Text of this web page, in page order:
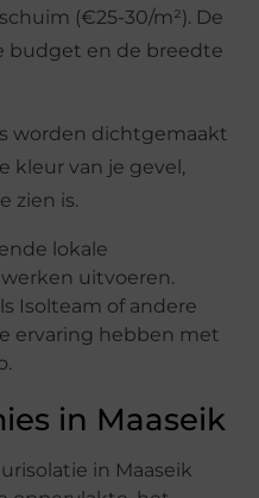
(€25-30/m²). De
budget en de breedte
worden dichtgemaakt
kleur van je gevel,
zien is.
lokale
uitvoeren.
Isolteam of andere
ervaring hebben met
in Maaseik
in Maaseik